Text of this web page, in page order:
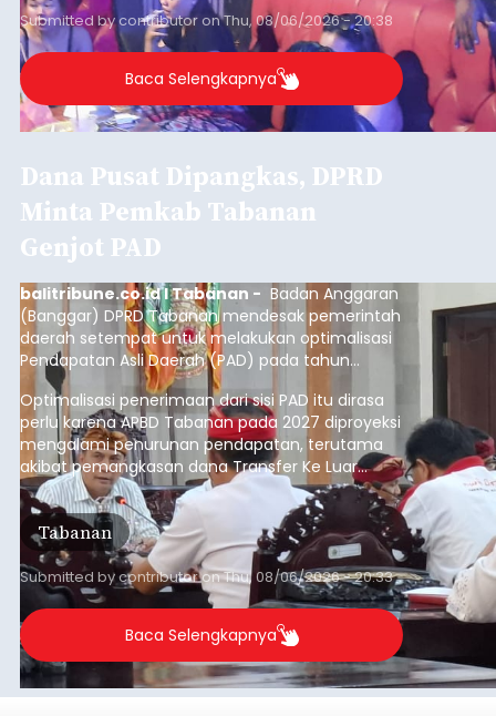
Submitted bycontributoronThu, 08/06/2026 - 20:38
Baca Selengkapnya
Dana Pusat Dipangkas, DPRD
Minta Pemkab Tabanan
Genjot PAD
balitribune.co.id I Tabanan - Badan Anggaran
(Banggar) DPRD Tabanan mendesak pemerintah
daerah setempat untuk melakukan optimalisasi
Pendapatan Asli Daerah (PAD) pada tahun
anggaran 2027.
Optimalisasi penerimaan dari sisi PAD itu dirasa
perlu karena APBD Tabanan pada 2027 diproyeksi
mengalami penurunan pendapatan, terutama
akibat pemangkasan dana Transfer Ke Luar
Daerah (TKD) dari pemerintah pusat.
Tabanan
Submitted bycontributoronThu, 08/06/2026 - 20:33
Baca Selengkapnya